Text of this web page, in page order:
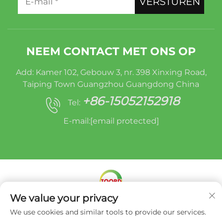
NEEM CONTACT MET ONS OP
Add: Kamer 102, Gebouw 3, nr. 398 Xinxing Road,
Taiping Town Guangzhou Guangdong China
Tel: +86-15052152918
E-mail:[email protected]
Copyright © Miracle Oruide (guangzhou) Auto
Parts Remanufacturing Co., Ltd. - Privacybeleid
We value your privacy
We use cookies and similar tools to provide our services.